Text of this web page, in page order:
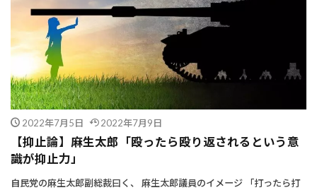
2022年7月5日 2022年7月9日
【抑止論】麻生太郎「殴ったら殴り返されるという意
識が抑止力」
自民党の麻生太郎副総裁曰く、 麻生太郎議員のイメージ 「打ったら打